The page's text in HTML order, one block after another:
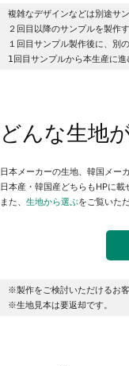
複雑なデザインなどは別途サ
２回目以降のサンプルを製作
１回目サンプル製作後に、別
1回目サンプルから本生産に
どんな生地
日本メーカーの生地、韓国メー
日本産・韓国産どちらもHPに
また、 生地から選ぶをご覧いた
※製作をご検討いただけるお
※生地見本は要返却です。